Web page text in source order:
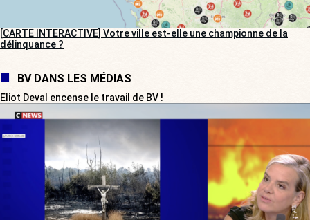
[CARTE INTERACTIVE] Votre ville est-elle une championne de la
délinquance ?
BV DANS LES MÉDIAS
Eliot Deval encense le travail de BV !